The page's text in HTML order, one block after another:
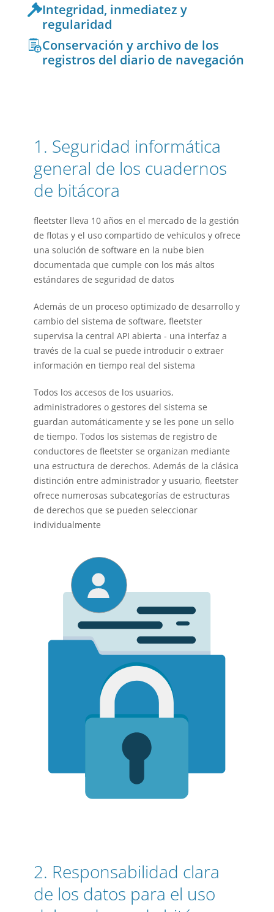
Integridad, inmediatez y
regularidad
Conservación y archivo de los
registros del diario de navegación
1. Seguridad informática
general de los cuadernos
de bitácora
fleetster lleva 10 años en el mercado de la gestión
de flotas y el uso compartido de vehículos y ofrece
una solución de software en la nube bien
documentada que cumple con los más altos
estándares de seguridad de datos
Además de un proceso optimizado de desarrollo y
cambio del sistema de software, fleetster
supervisa la central API abierta - una interfaz a
través de la cual se puede introducir o extraer
información en tiempo real del sistema
Todos los accesos de los usuarios,
administradores o gestores del sistema se
guardan automáticamente y se les pone un sello
de tiempo. Todos los sistemas de registro de
conductores de fleetster se organizan mediante
una estructura de derechos. Además de la clásica
distinción entre administrador y usuario, fleetster
ofrece numerosas subcategorías de estructuras
de derechos que se pueden seleccionar
individualmente
2. Responsabilidad clara
de los datos para el uso